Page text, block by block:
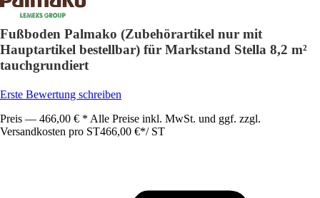
Fußboden Palmako (Zubehörartikel nur mit
Hauptartikel bestellbar) für Markstand Stella 8,2 m²
tauchgrundiert
Erste Bewertung schreiben
Preis — 466,00 € * Alle Preise inkl. MwSt. und ggf. zzgl.
Versandkosten pro ST466,00 €*/ ST